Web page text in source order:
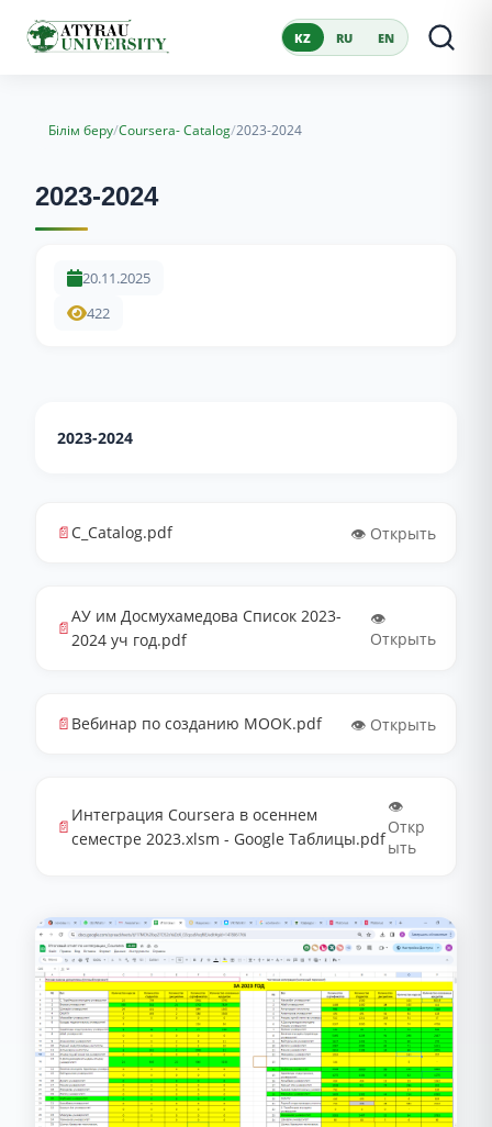
KZ RU EN
Білім беру/Coursera- Catalog/2023-2024
2023-2024
20.11.2025
422
2023-2024
📄 C_Catalog.pdf 👁️ Открыть
📄
АУ им Досмухамедова Список 2023-
2024 уч год.pdf
👁️
Открыть
📄 Вебинар по созданию МООК.pdf 👁️ Открыть
📄
Интеграция Coursera в осеннем
семестре 2023.xlsm - Google Таблицы.pdf
👁️
Откр
ыть